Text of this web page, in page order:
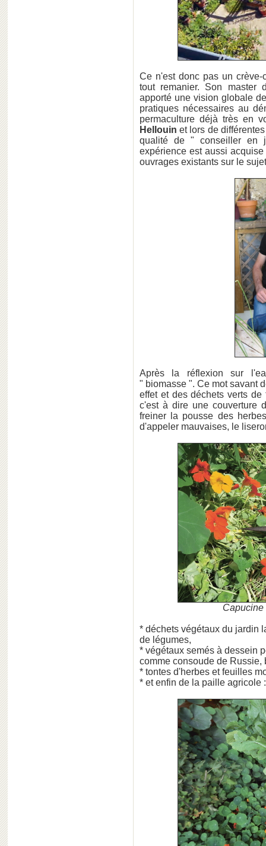
Ce n'est donc pas un
tout remanier. Son master
apporté une vision globale
pratiques nécessaires au
permaculture déjà très en
Hellouin et lors de
qualité de " conseiller en
expérience est aussi
ouvrages existants sur le
Après la réflexion sur
" biomasse ". Ce mot savant
effet et des déchets verts
c'est à dire une couverture
freiner la pousse des
d'appeler mauvaises, le
Capucine
* déchets végétaux du jardin
de légumes,
* végétaux semés à dessein
comme consoude de Russie,
* tontes d'herbes et feuilles
* et enfin de la paille agricole